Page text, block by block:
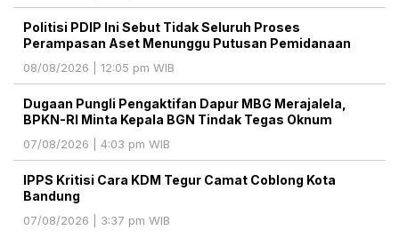
Politisi PDIP Ini Sebut Tidak Seluruh Proses
Perampasan Aset Menunggu Putusan Pemidanaan
08/08/2026 | 12:05 pm WIB
Dugaan Pungli Pengaktifan Dapur MBG Merajalela,
BPKN-RI Minta Kepala BGN Tindak Tegas Oknum
07/08/2026 | 4:03 pm WIB
IPPS Kritisi Cara KDM Tegur Camat Coblong Kota
Bandung
07/08/2026 | 3:37 pm WIB